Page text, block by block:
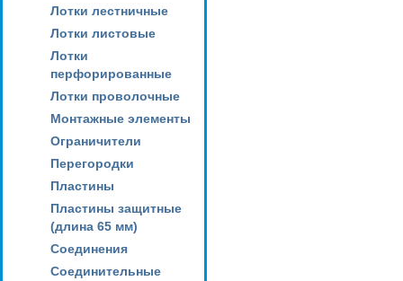
Лотки лестничные
Лотки листовые
Лотки
перфорированные
Лотки проволочные
Монтажные элементы
Ограничители
Перегородки
Пластины
Пластины защитные
(длина 65 мм)
Соединения
Соединительные